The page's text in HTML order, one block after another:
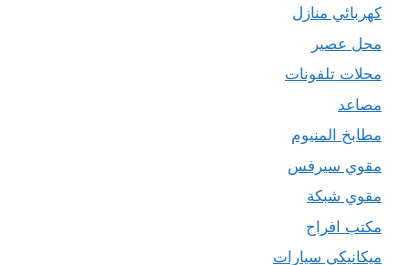
كهربائي منازل
محل عصير
محلات تلفونات
مصاعد
مطابخ المنيوم
مقوي سيرفس
مقوي شبكة
مكتب افراح
ميكانيكي سيارات